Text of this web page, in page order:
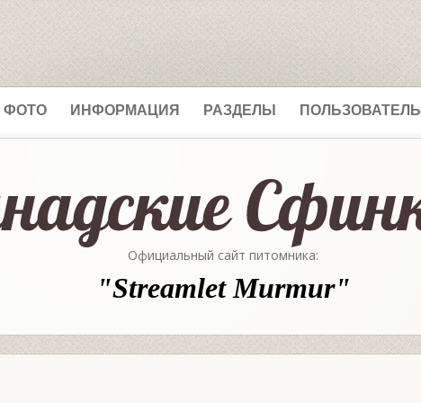
ФОТО ИНФОРМАЦИЯ РАЗДЕЛЫ ПОЛЬЗОВАТЕЛЬ
Официальный сайт питомника:
"Streamlet Murmur"